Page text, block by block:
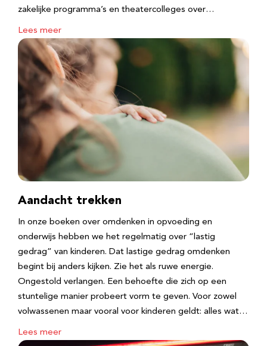
zakelijke programma’s en theatercolleges over…
Lees meer
Aandacht trekken
In onze boeken over omdenken in opvoeding en
onderwijs hebben we het regelmatig over “lastig
gedrag” van kinderen. Dat lastige gedrag omdenken
begint bij anders kijken. Zie het als ruwe energie.
Ongestold verlangen. Een behoefte die zich op een
stuntelige manier probeert vorm te geven. Voor zowel
volwassenen maar vooral voor kinderen geldt: alles wat…
Lees meer